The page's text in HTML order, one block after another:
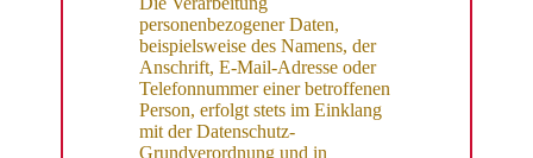
personenbezogener Daten,
beispielsweise des Namens, der
Anschrift, E-Mail-Adresse oder
Telefonnummer einer betroffenen
Person, erfolgt stets im Einklang
mit der Datenschutz-
Grundverordnung und in